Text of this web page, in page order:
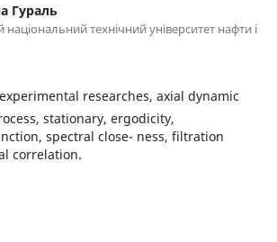
Гураль
національний технічний університет нафти і
researches, axial dynamic
stationary, ergodicity,
spectral close- ness, filtration
correlation.